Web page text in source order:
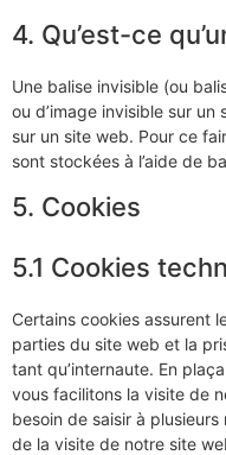
4. Qu’est-ce
Une balise invisible (ou
ou d’image invisible sur
sur un site web. Pour ce
sont stockées à l’aide de
5. Cookies
5.1 Cookies
Certains cookies assurent
parties du site web et la
tant qu’internaute. En
vous facilitons la visite de
besoin de saisir à
de la visite de notre site